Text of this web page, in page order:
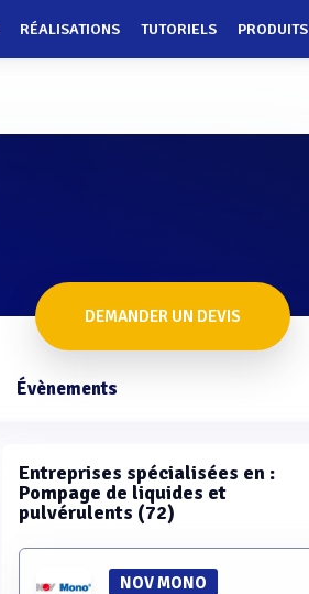
RÉALISATIONS TUTORIELS PRODUITS
DEMANDER UN DEVIS
Évènements
Entreprises spécialisées en :
Pompage de liquides et
pulvérulents (72)
NOV MONO